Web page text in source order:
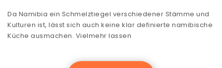
Da Namibia ein Schmelztiegel verschiedener Stämme und
Kulturen ist, lässt sich auch keine klar definierte namibische
Küche ausmachen. Vielmehr lassen